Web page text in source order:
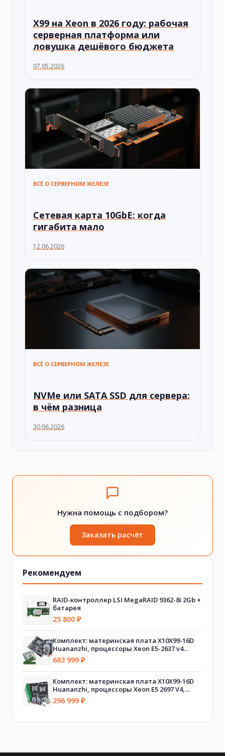
X99 на Xeon в 2026 году: рабочая
серверная платформа или
ловушка дешёвого бюджета
07.05.2026
ВСЁ О СЕРВЕРНОМ ЖЕЛЕЗЕ
Сетевая карта 10GbE: когда
гигабита мало
12.06.2026
ВСЁ О СЕРВЕРНОМ ЖЕЛЕЗЕ
NVMe или SATA SSD для сервера:
в чём разница
30.06.2026
Нужна помощь с подбором?
Заказать расчёт
Рекомендуем
RAID-контроллер LSI MegaRAID 9362-8i 2Gb +
батарея
25 800 ₽
Комплект: материнская плата X10X99-16D
Huananzhi, процессоры Xeon E5-2637 v4
(2шт.), оперативная память DDR4 512GB
(64GB x 8шт.), A700 Huananzhi (2шт.)
683 999 ₽
Комплект: материнская плата X10X99-16D
Huananzhi, процессоры Xeon E5 2697 V4,
оперативная память DDR4 256Gb, CPU cooler
A700
296 999 ₽